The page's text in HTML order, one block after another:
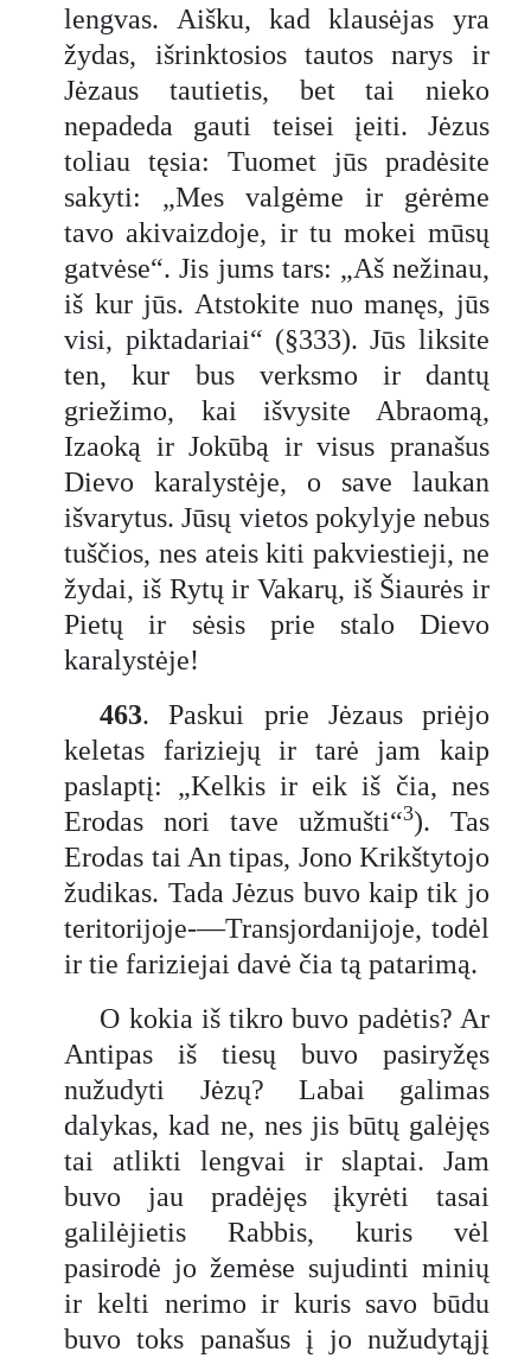
lengvas. Aišku, kad klausėjas yra
žydas, išrinktosios tautos narys ir
Jėzaus tautietis, bet tai nieko
nepadeda gauti teisei įeiti. Jėzus
toliau tęsia: Tuomet jūs pradėsite
sakyti: „Mes valgėme ir gėrėme
tavo akivaizdoje, ir tu mokei mūsų
gatvėse“. Jis jums tars: „Aš nežinau,
iš kur jūs. Atstokite nuo manęs, jūs
visi, piktadariai“ (§333). Jūs liksite
ten, kur bus verksmo ir dantų
griežimo, kai išvysite Abraomą,
Izaoką ir Jokūbą ir visus pranašus
Dievo karalystėje, o save laukan
išvarytus. Jūsų vietos pokylyje nebus
tuščios, nes ateis kiti pakviestieji, ne
žydai, iš Rytų ir Vakarų, iš Šiaurės ir
Pietų ir sėsis prie stalo Dievo
karalystėje!
463. Paskui prie Jėzaus priėjo
keletas fariziejų ir tarė jam kaip
paslaptį: „Kelkis ir eik iš čia, nes
Erodas nori tave užmušti“3). Tas
Erodas tai An tipas, Jono Krikštytojo
žudikas. Tada Jėzus buvo kaip tik jo
teritorijoje-—Transjordanijoje, todėl
ir tie fariziejai davė čia tą patarimą.
O kokia iš tikro buvo padėtis? Ar
Antipas iš tiesų buvo pasiryžęs
nužudyti Jėzų? Labai galimas
dalykas, kad ne, nes jis būtų galėjęs
tai atlikti lengvai ir slaptai. Jam
buvo jau pradėjęs įkyrėti tasai
galilėjietis Rabbis, kuris vėl
pasirodė jo žemėse sujudinti minių
ir kelti nerimo ir kuris savo būdu
buvo toks panašus į jo nužudytąjį